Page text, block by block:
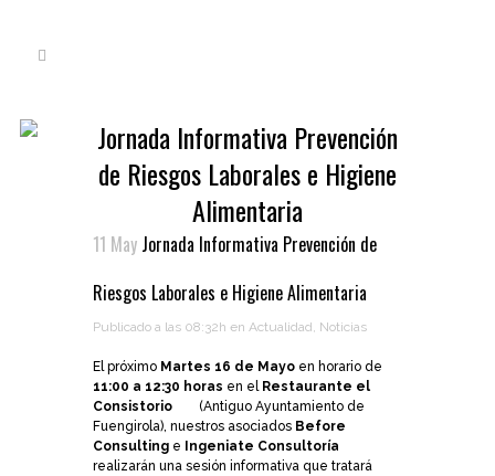
Jornada Informativa Prevención
de Riesgos Laborales e Higiene
Alimentaria
11 May Jornada Informativa Prevención de
Riesgos Laborales e Higiene Alimentaria
Publicado a las 08:32h en Actualidad, Noticias
El próximo Martes 16 de Mayo en horario de
11:00 a 12:30 horas en elRestaurante el
Consistorio (Antiguo Ayuntamiento de
Fuengirola), nuestros asociados Before
Consulting e Ingeniate Consultoría
realizarán una sesión informativa que tratará